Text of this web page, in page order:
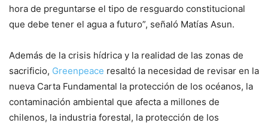
hora de preguntarse el tipo de resguardo constitucional
que debe tener el agua a futuro”, señaló Matías Asun.
Además de la crisis hídrica y la realidad de las zonas de
sacrificio, Greenpeace resaltó la necesidad de revisar en la
nueva Carta Fundamental la protección de los océanos, la
contaminación ambiental que afecta a millones de
chilenos, la industria forestal, la protección de los